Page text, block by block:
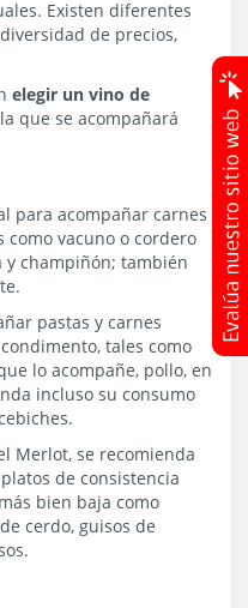
Existen diferentes
de precios,
elegir un vino de
que se acompañará
para acompañar carnes
vacuno o cordero
y champiñón; también
pastas y carnes
tales como
lo acompañe, pollo, en
incluso su consumo
Merlot, se recomienda
de consistencia
bien baja como
cerdo, guisos de